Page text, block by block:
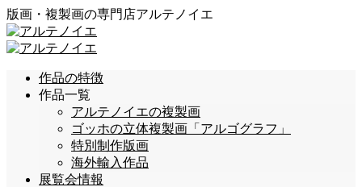
版画・複製画の専門店アルテノイエ
作品の特徴
作品一覧
アルテノイエの複製画
ゴッホの立体複製画「アルゴグラフ」
特別制作版画
海外輸入作品
展覧会情報